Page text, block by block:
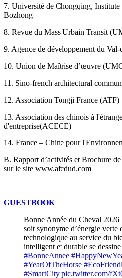
7. Université de Chongqing,
Bozhong
8. Revue du Mass Urbain Transit
9. Agence de développement du
10. Union de Maîtrise d’œuvre
11. Sino-french architectural
12. Association Tongji France (ATF)
13. Association des chinois à
d'entreprise(ACECE)
14. France – Chine pour
B. Rapport d’activités et Brochure
sur le site www.afcdud.com
GUESTBOOK
Bonne Année du Cheval 2026
soit synonyme d’énergie verte
technologique au service du
intelligent et durable se
#BonneAnnee
#YearOfTheHorse
#SmartCity pic.twitter.com/